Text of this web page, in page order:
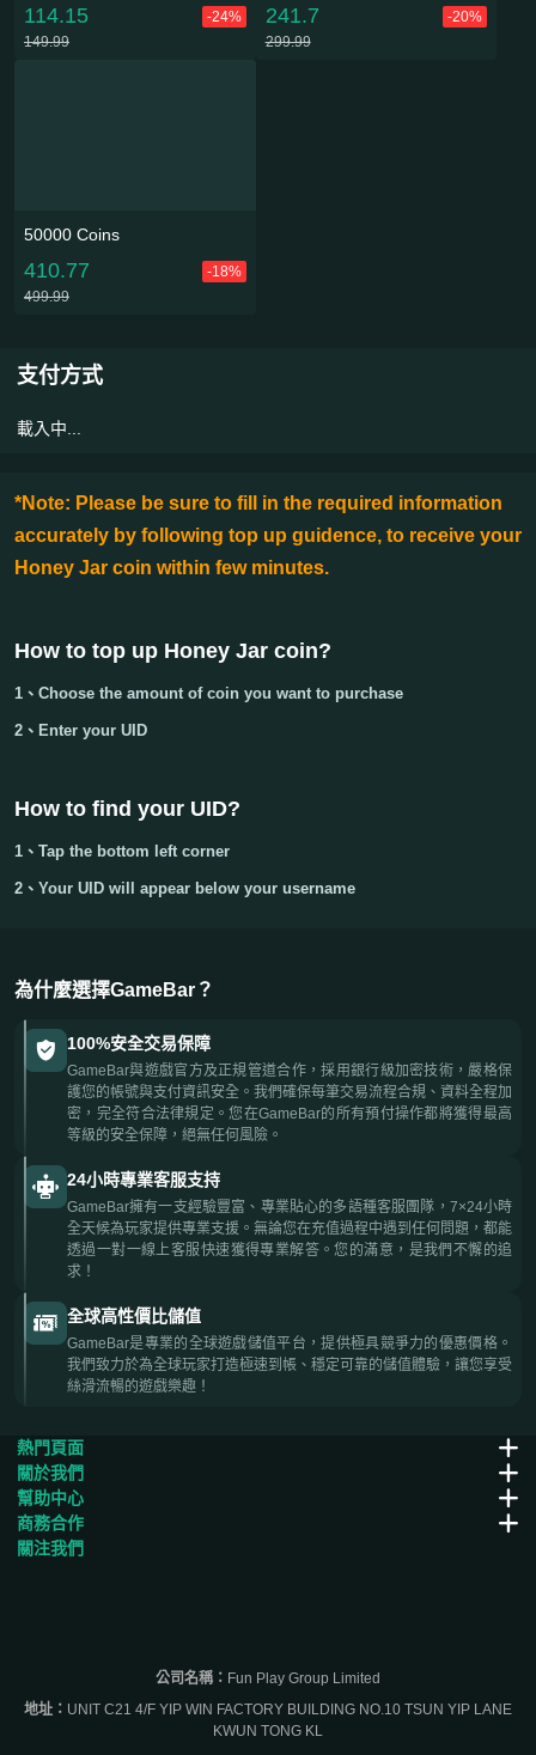
114.15
-24%
149.99
241.7
-20%
299.99
50000 Coins
410.77
-18%
499.99
支付方式
載入中...
*Note: Please be sure to fill in the required information
accurately by following top up guidence, to receive your
Honey Jar coin within few minutes.
How to top up Honey Jar coin?
1、Choose the amount of coin you want to purchase
2、Enter your UID
How to find your UID?
1、Tap the bottom left corner
2、Your UID will appear below your username
為什麼選擇GameBar？
100%安全交易保障
GameBar與遊戲官方及正規管道合作，採用銀行級加密技術，嚴格保
護您的帳號與支付資訊安全。我們確保每筆交易流程合規、資料全程加
密，完全符合法律規定。您在GameBar的所有預付操作都將獲得最高
等級的安全保障，絕無任何風險。
24小時專業客服支持
GameBar擁有一支經驗豐富、專業貼心的多語種客服團隊，7×24小時
全天候為玩家提供專業支援。無論您在充值過程中遇到任何問題，都能
透過一對一線上客服快速獲得專業解答。您的滿意，是我們不懈的追
求！
全球高性價比儲值
GameBar是專業的全球遊戲儲值平台，提供極具競爭力的優惠價格。
我們致力於為全球玩家打造極速到帳、穩定可靠的儲值體驗，讓您享受
絲滑流暢的遊戲樂趣！
熱門頁面
關於我們
幫助中心
商務合作
關注我們
公司名稱： Fun Play Group Limited
地址： UNIT C21 4/F YIP WIN FACTORY BUILDING NO.10 TSUN YIP LANE
KWUN TONG KL